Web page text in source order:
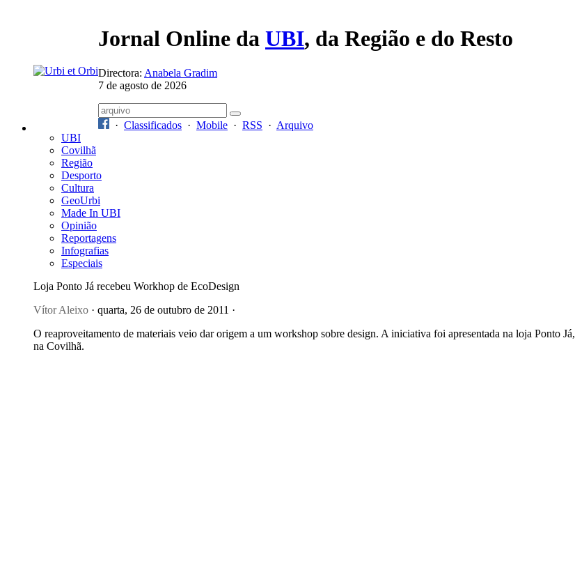
Jornal Online da UBI, da Região e do Resto
Directora: Anabela Gradim
7 de agosto de 2026
· Classificados · Mobile · RSS · Arquivo
UBI
Covilhã
Região
Desporto
Cultura
GeoUrbi
Made In UBI
Opinião
Reportagens
Infografias
Especiais
Loja Ponto Já recebeu Workhop de EcoDesign
Vítor Aleixo · quarta, 26 de outubro de 2011 ·
O reaproveitamento de materiais veio dar origem a um workshop sobre design. A iniciativa foi apresentada na loja Ponto Já,
na Covilhã.